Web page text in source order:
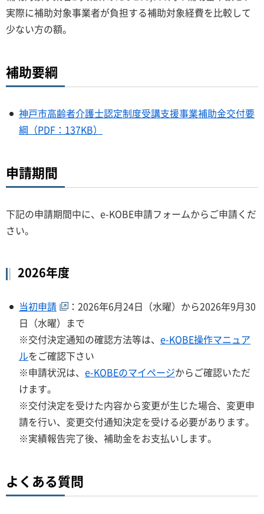
実際に補助対象事業者が負担する補助対象経費を比較して
少ない方の額。
補助要綱
神戸市高齢者介護士認定制度受講支援事業補助金交付要
綱（PDF：137KB）
申請期間
下記の申請期間中に、e-KOBE申請フォームからご申請くだ
さい。
2026年度
当初申請
：2026年6月24日（水曜）から2026年9月30
日（水曜）まで
※交付決定通知の確認方法等は、 e-KOBE操作マニュア
ルをご確認下さい
※申請状況は、 e-KOBEのマイページからご確認いただ
けます。
※交付決定を受けた内容から変更が生じた場合、変更申
請を行い、変更交付通知決定を受ける必要があります。
※実績報告完了後、補助金をお支払いします。
よくある質問